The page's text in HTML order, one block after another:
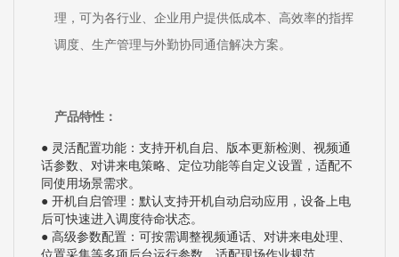
理，可为各行业、企业用户提供低成本、高效率的指挥
调度、生产管理与外勤协同通信解决方案。
产品特性：
● 灵活配置功能：支持开机自启、版本更新检测、视频通
话参数、对讲来电策略、定位功能等自定义设置，适配不
同使用场景需求。
● 开机自启管理：默认支持开机自动启动应用，设备上电
后可快速进入调度待命状态。
● 高级参数配置：可按需调整视频通话、对讲来电处理、
位置采集等多项后台运行参数，适配现场作业规范。